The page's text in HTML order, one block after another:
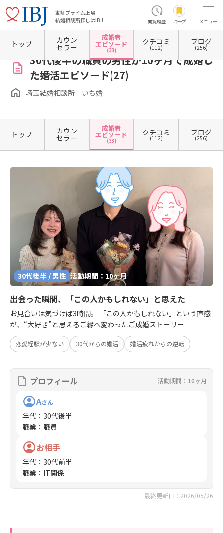
東証プライム上場
結婚相談所探しはIBJ
閲覧履歴 キープ メニュー
ホーム 埼玉県の結婚相談所 埼玉県川口市 埼玉結婚相談所 いち婚 成婚者エピソー
30代後半の職員の男性が10ヶ月で成婚し
た婚活エピソード(27)
埼玉結婚相談所 いち婚
トップ カウン
セラー
成婚者
エピソード
(33)
クチコミ
(112)
ブログ
(256)
トップ カウン
セラー
成婚者
エピソード
(33)
クチコミ
(112)
ブログ
(256)
30代後半 / 男性 活動期間：10ヶ月
出会った瞬間、「この人かもしれない」と思えた
お見合いは気づけば3時間。 「この人かもしれない」という直感
が、“大好き”と思えるご縁へ変わったご成婚ストーリー
恋愛経験が少ない 30代からの婚活 婚活疲れからの逆転
プロフィール 活動期間：10ヶ月
Aさん
年代 ： 30代後半
職業 ： 職員
お相手
年代 ： 30代前半
職業 ： IT関係
最終更新日：2026/05/26